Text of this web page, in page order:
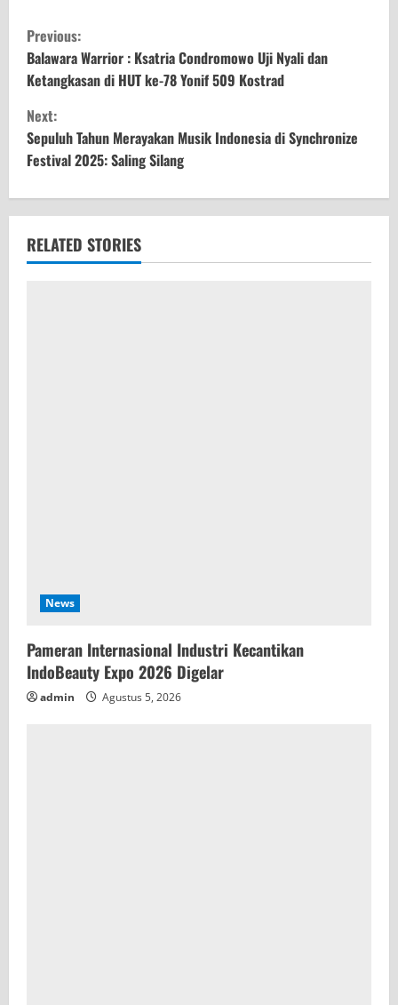
C
o
n
t
i
n
u
Previous:
Balawara Warrior : Ksatria Condromowo Uji Nyali dan
Ketangkasan di HUT ke-78 Yonif 509 Kostrad
Next:
Sepuluh Tahun Merayakan Musik Indonesia di Synchronize
Festival 2025: Saling Silang
RELATED STORIES
News
Pameran Internasional Industri Kecantikan
IndoBeauty Expo 2026 Digelar
admin Agustus 5, 2026